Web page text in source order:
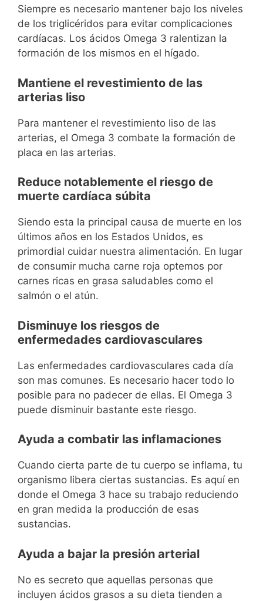
Siempre es necesario mantener bajo los niveles
de los triglicéridos para evitar complicaciones
cardíacas. Los ácidos Omega 3 ralentizan la
formación de los mismos en el hígado.
Mantiene el revestimiento de las
arterias liso
Para mantener el revestimiento liso de las
arterias, el Omega 3 combate la formación de
placa en las arterias.
Reduce notablemente el riesgo de
muerte cardíaca súbita
Siendo esta la principal causa de muerte en los
últimos años en los Estados Unidos, es
primordial cuidar nuestra alimentación. En lugar
de consumir mucha carne roja optemos por
carnes ricas en grasa saludables como el
salmón o el atún.
Disminuye los riesgos de
enfermedades cardiovasculares
Las enfermedades cardiovasculares cada día
son mas comunes. Es necesario hacer todo lo
posible para no padecer de ellas. El Omega 3
puede disminuir bastante este riesgo.
Ayuda a combatir las inflamaciones
Cuando cierta parte de tu cuerpo se inflama, tu
organismo libera ciertas sustancias. Es aquí en
donde el Omega 3 hace su trabajo reduciendo
en gran medida la producción de esas
sustancias.
Ayuda a bajar la presión arterial
No es secreto que aquellas personas que
incluyen ácidos grasos a su dieta tienden a